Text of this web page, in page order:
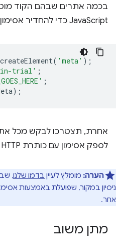
בכמה אתרים שבהם הקוד
JavaScript כדי להחדיר אסימון:
createElement( 'meta' );
trial' ;
;
);
אחרת, תצטרכו לבקש מכל
לספק אסימון עם כותרת HTTP או ב-HTML שלו.
הערה: מומלץ לעיין בדמו שלנו,
אחר.
מתן משוב